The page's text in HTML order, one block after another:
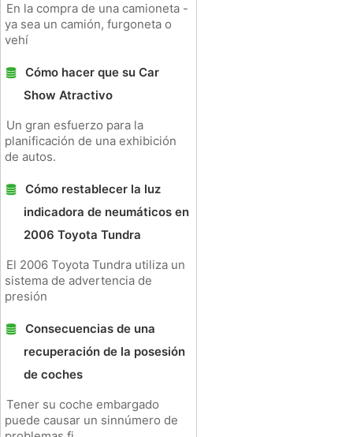
En la compra de una camioneta -
ya sea un camión, furgoneta o
vehí
Cómo hacer que su Car
Show Atractivo
Un gran esfuerzo para la
planificación de una exhibición
de autos.
Cómo restablecer la luz
indicadora de neumáticos en
2006 Toyota Tundra
El 2006 Toyota Tundra utiliza un
sistema de advertencia de
presión
Consecuencias de una
recuperación de la posesión
de coches
Tener su coche embargado
puede causar un sinnúmero de